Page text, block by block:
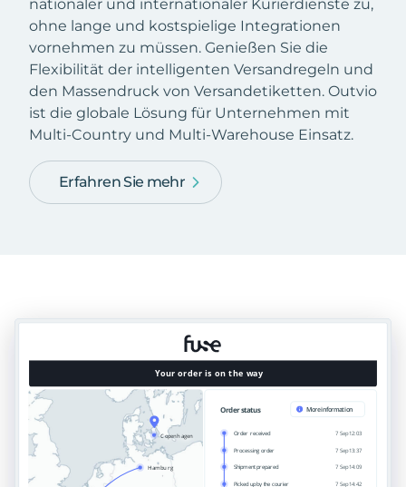
nationaler und internationaler Kurierdienste zu,
ohne lange und kostspielige Integrationen
vornehmen zu müssen. Genießen Sie die
Flexibilität der intelligenten Versandregeln und
den Massendruck von Versandetiketten. Outvio
ist die globale Lösung für Unternehmen mit
Multi-Country und Multi-Warehouse Einsatz.
Erfahren Sie mehr